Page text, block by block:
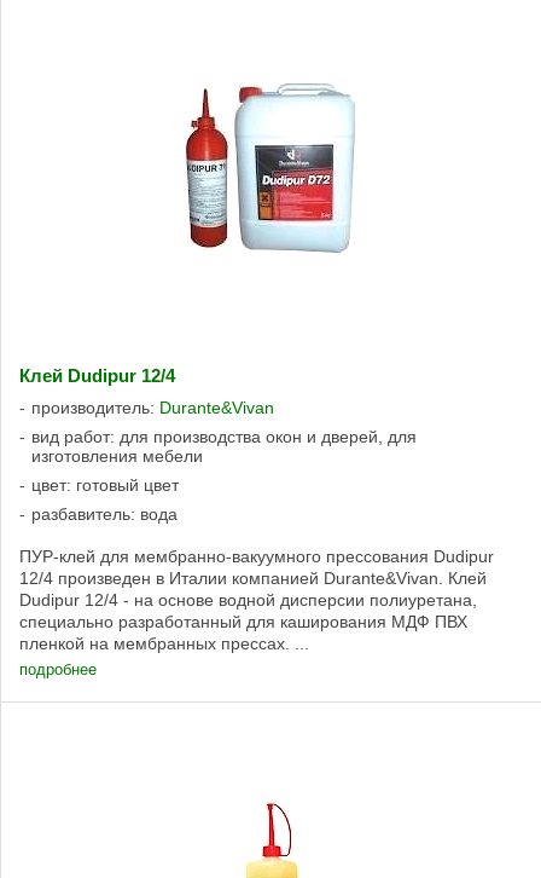
Клей Dudipur 12/4
производитель: Durante&Vivan
вид работ: для производства окон и дверей, для
изготовления мебели
цвет: готовый цвет
разбавитель: вода
ПУР-клей для мембранно-вакуумного прессования Dudipur
12/4 произведен в Италии компанией Durante&Vivan. Клей
Dudipur 12/4 - на основе водной дисперсии полиуретана,
специально разработанный для каширования МДФ ПВХ
пленкой на мембранных прессах. ...
подробнее